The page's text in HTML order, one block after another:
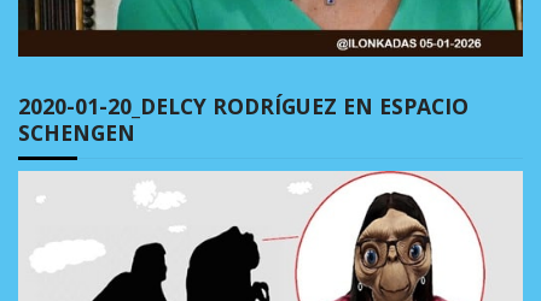
2020-01-20_DELCY RODRÍGUEZ EN ESPACIO
SCHENGEN